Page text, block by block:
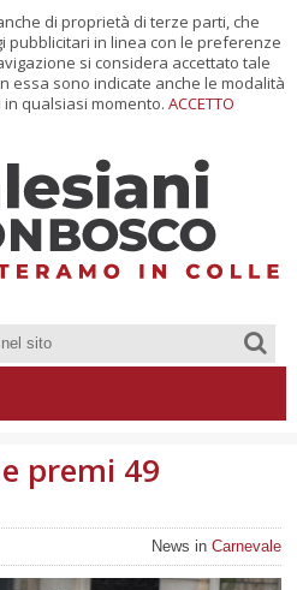
di proprietà di terze parti, che
pubblicitari in linea con le preferenze
si considera accettato tale
essa sono indicate anche le modalità
qualsiasi momento. ACCETTO
premi 49
News in Carnevale